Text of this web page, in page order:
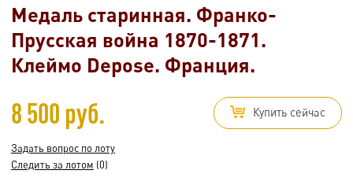
Медаль старинная. Франко-
Прусская война 1870-1871.
Клеймо Depose. Франция.
8 500 руб. Купить сейчас
Задать вопрос по лоту
Следить за лотом (0)